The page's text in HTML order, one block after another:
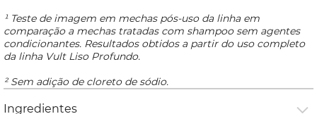
¹ Teste de imagem em mechas pós-uso da linha em
comparação a mechas tratadas com shampoo sem agentes
condicionantes. Resultados obtidos a partir do uso completo
da linha Vult Liso Profundo.
² Sem adição de cloreto de sódio.
Ingredientes